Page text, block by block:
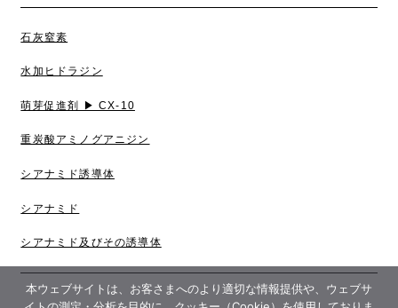
石灰窒素
水加ヒドラジン
萌芽促進剤 ▶︎ CX-10
重炭酸アミノグアニジン
シアナミド誘導体
シアナミド
シアナミド及びその誘導体
本ウェブサイトは、お客さまへのより適切な情報提供や、ウェブサ